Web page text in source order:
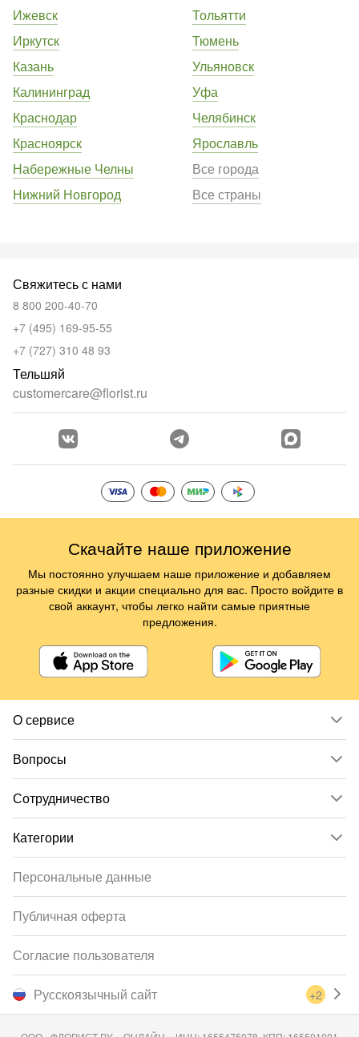
Ижевск
Иркутск
Казань
Калининград
Краснодар
Красноярск
Набережные Челны
Нижний Новгород
Тольятти
Тюмень
Ульяновск
Уфа
Челябинск
Ярославль
Все города
Все страны
О сервисе
Вопросы
Сотрудничество
Категории
Свяжитесь с нами
8 800 200-40-70
+7 (495) 169-95-55
+7 (727) 310 48 93
Тельшяй
customercare@florist.ru
Русскоязычный сайт +2
Персональные данные
Публичная оферта
Согласие пользователя
Скачайте наше приложение
Мы постоянно улучшаем наше приложение и добавляем
разные скидки и акции специально для вас. Просто войдите в
свой аккаунт, чтобы легко найти самые приятные
предложения.